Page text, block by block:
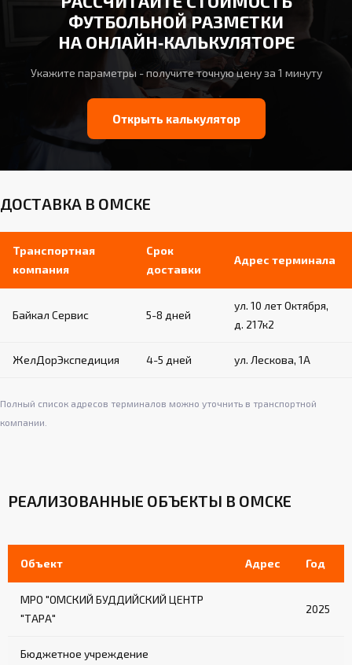
ФУТБОЛЬНОЙ РАЗМЕТКИ
НА ОНЛАЙН‑КАЛЬКУЛЯТОРЕ
Укажите параметры - получите точную цену за 1 минуту
Открыть калькулятор
ДОСТАВКА В ОМСКЕ
Транспортная
компания
Срок
доставки
Адрес терминала
Байкал Сервис 5-8 дней
ул. 10 лет Октября,
д. 217к2
ЖелДорЭкспедиция 4-5 дней ул. Лескова, 1А
Полный список адресов терминалов можно уточнить в транспортной
компании.
РЕАЛИЗОВАННЫЕ ОБЪЕКТЫ В ОМСКЕ
Объект Адрес Год
МРО "ОМСКИЙ БУДДИЙСКИЙ ЦЕНТР
"ТАРА"
2025
Бюджетное учреждение